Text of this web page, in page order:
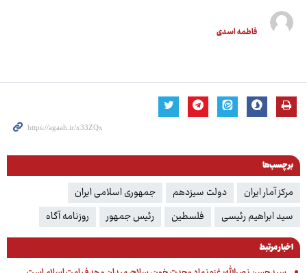
فاطمه اسدی
برچسب‌ها
مرکز آمار ایران دولت سیزدهم
جمهوری اسلامی ایران
سید ابراهیم رئیسی
فلسطین رئیس جمهور روزنامه آگاه
اخبار مرتبط